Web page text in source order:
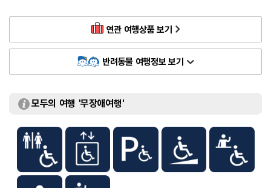
있음
엑스포주제관 / 한의학박물관 / 산청약초관 / 한방기체험장 /
[주제관·한의학박물관 개인]
[주제관·한의학박물관 단체(20인 이상)]
- 청소년/군인 700원
- 어린이 500원
※ 무료
- 산청군 거주자 / 장애인(보호자 1인 포함) / 독립유공자 /
참전유공자 등
연관 여행상품 보기
반려동물 여행정보 보기
모두의 여행 '무장애여행'